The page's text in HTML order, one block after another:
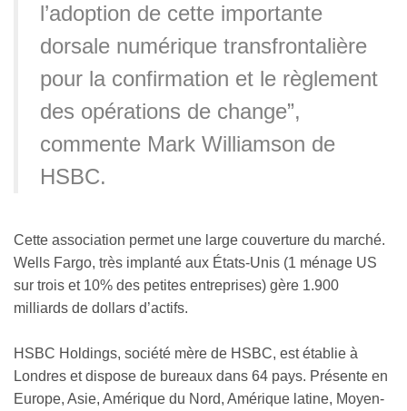
l’adoption de cette importante
dorsale numérique transfrontalière
pour la confirmation et le règlement
des opérations de change”,
commente Mark Williamson de
HSBC.
Cette association permet une large couverture du marché.
Wells Fargo, très implanté aux États-Unis (1 ménage US
sur trois et 10% des petites entreprises) gère 1.900
milliards de dollars d’actifs.
HSBC Holdings, société mère de HSBC, est établie à
Londres et dispose de bureaux dans 64 pays. Présente en
Europe, Asie, Amérique du Nord, Amérique latine, Moyen-